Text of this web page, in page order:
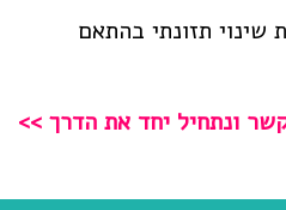
תזונתי בהתאם
ונתחיל יחד את הדרך >>